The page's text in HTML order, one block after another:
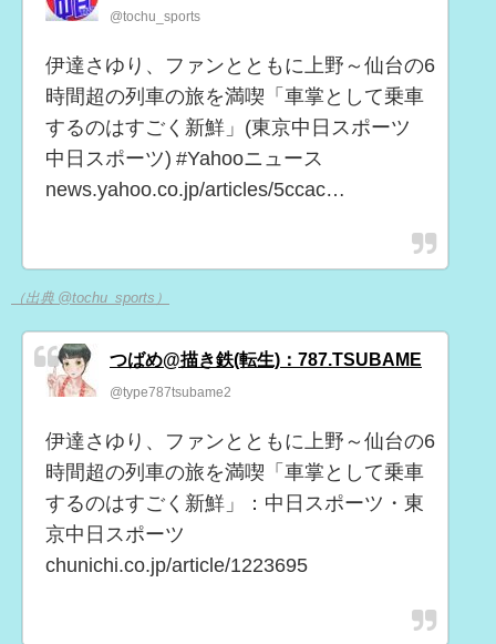
@tochu_sports
伊達さゆり、ファンとともに上野～仙台の6
時間超の列車の旅を満喫「車掌として乗車
するのはすごく新鮮」(東京中日スポーツ
中日スポーツ) #Yahooニュース
news.yahoo.co.jp/articles/5ccac…
（出典 @tochu_sports）
つばめ@描き鉄(転生)：787.TSUBAME
@type787tsubame2
伊達さゆり、ファンとともに上野～仙台の6
時間超の列車の旅を満喫「車掌として乗車
するのはすごく新鮮」：中日スポーツ・東
京中日スポーツ
chunichi.co.jp/article/1223695